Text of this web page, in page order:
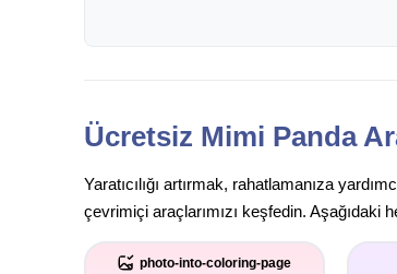
Ücretsiz Mimi Panda
Yaratıcılığı artırmak, rahatlamanıza
çevrimiçi araçlarımızı keşfedin. Aşağıdaki
photo-into-coloring-page